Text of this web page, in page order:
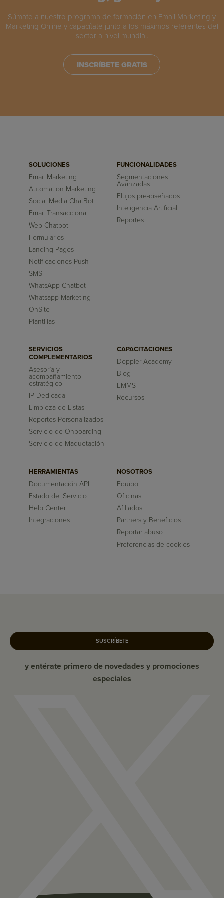
Súmate a nuestro programa de formación en Email Marketing y
Marketing Online y capacítate junto a los máximos referentes del
sector a nivel mundial.
INSCRÍBETE GRATIS
SOLUCIONES
Email Marketing
Automation Marketing
Social Media ChatBot
Email Transaccional
Web Chatbot
Formularios
Landing Pages
Notificaciones Push
SMS
WhatsApp Chatbot
Whatsapp Marketing
OnSite
Plantillas
FUNCIONALIDADES
Segmentaciones
Avanzadas
Flujos pre-diseñados
Inteligencia Artificial
Reportes
SERVICIOS
COMPLEMENTARIOS
Asesoría y
acompañamiento
estratégico
IP Dedicada
Limpieza de Listas
Reportes Personalizados
Servicio de Onboarding
Servicio de Maquetación
CAPACITACIONES
Doppler Academy
Blog
EMMS
Recursos
HERRAMIENTAS
Documentación API
Estado del Servicio
Help Center
Integraciones
NOSOTROS
Equipo
Oficinas
Afiliados
Partners y Beneficios
Reportar abuso
Preferencias de cookies
SUSCRÍBETE
y entérate primero de novedades y promociones
especiales